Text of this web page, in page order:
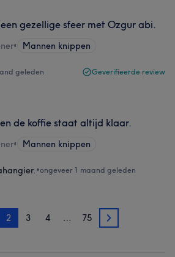
gezellige sfeer met Ozgur abi.
• Mannen knippen
geleden Geverifieerde review
de koffie staat altijd klaar.
• Mannen knippen
•ongeveer 1 maand geleden
2 3 4 … 75 3